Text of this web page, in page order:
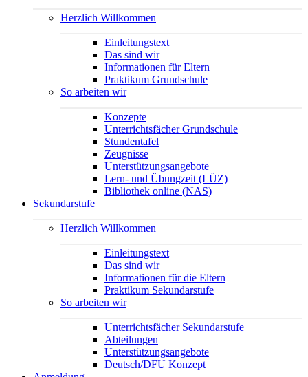
Herzlich Willkommen
Einleitungstext
Das sind wir
Informationen für Eltern
Praktikum Grundschule
So arbeiten wir
Konzepte
Unterrichtsfächer Grundschule
Stundentafel
Zeugnisse
Unterstützungsangebote
Lern- und Übungzeit (LÜZ)
Bibliothek online (NAS)
Sekundarstufe
Herzlich Willkommen
Einleitungstext
Das sind wir
Informationen für die Eltern
Praktikum Sekundarstufe
So arbeiten wir
Unterrichtsfächer Sekundarstufe
Abteilungen
Unterstützungsangebote
Deutsch/DFU Konzept